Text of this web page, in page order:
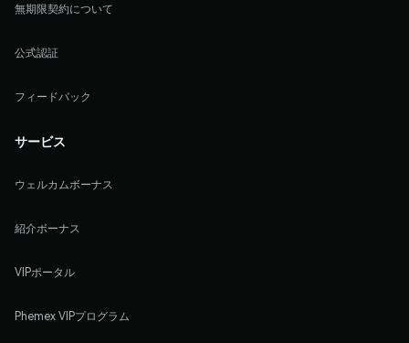
無期限契約について
公式認証
フィードバック
サービス
ウェルカムボーナス
紹介ボーナス
VIPポータル
Phemex VIPプログラム